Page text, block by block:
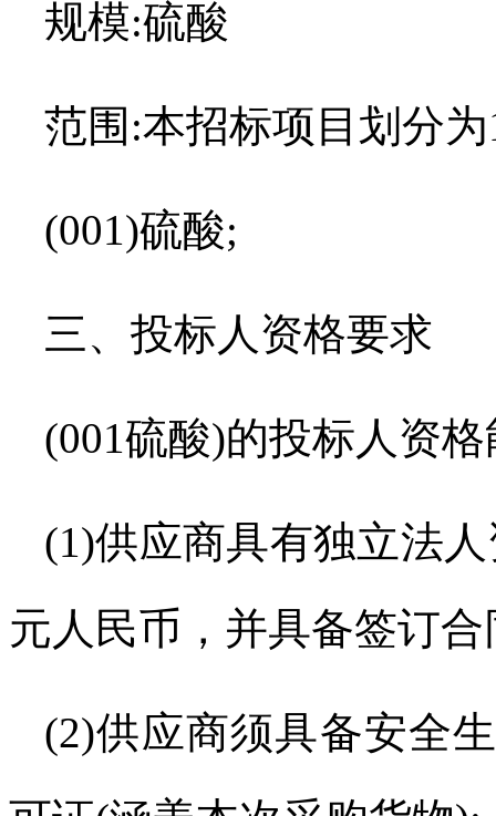
规模:硫酸
范围 :本招标项目划分为
(001)硫酸;
三、投标人资格要求
(001硫酸)的投标人资
(1)供应商具有独立法
元人民币，并具备签订
(2)供应商须具备安全